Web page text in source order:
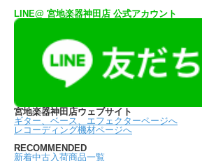
LINE@ 宮地楽器神田店 公式アカウント
宮地楽器神田店ウェブサイト
ギター、ベース、エフェクターページへ
レコーディング機材ページへ
RECOMMENDED
新着中古入荷商品一覧